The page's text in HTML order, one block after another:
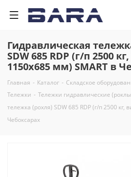
Гидравлическая
SDW 685 RDP (г/п 2500
1150x685 мм) SMART в
Главная - Каталог - Складское
Тележки - Тележки гидравлические
тележка (рохля) SDW 685 RDP (г/п 2500
Чебоксарах